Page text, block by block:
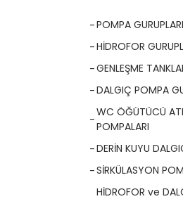
POMPA GURUPLARI
HİDROFOR
GENLEŞME
DALGIÇ POMPA
WC ÖĞÜTÜCÜ
POMPALARI
DERİN KUYU
SİRKÜLASYON
HİDROFOR ve